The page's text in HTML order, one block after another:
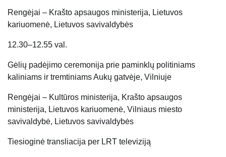
Rengėjai – Krašto apsaugos ministerija, Lietuvos
kariuomenė, Lietuvos savivaldybės
12.30–12.55 val.
Gėlių padėjimo ceremonija prie paminklų politiniams
kaliniams ir tremtiniams Aukų gatvėje, Vilniuje
Rengėjai – Kultūros ministerija, Krašto apsaugos
ministerija, Lietuvos kariuomenė, Vilniaus miesto
savivaldybė, Lietuvos savivaldybės
Tiesioginė transliacija per LRT televiziją